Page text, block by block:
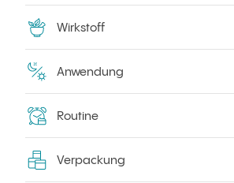
Wirkstoff
Anwendung
Routine
Verpackung